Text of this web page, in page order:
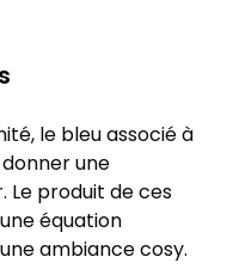
le bleu associé à
une
Le produit de ces
équation
ambiance cosy.